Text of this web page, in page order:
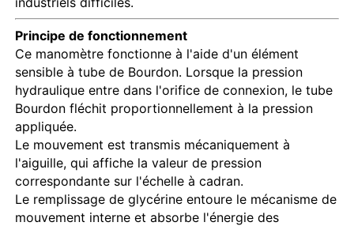
Principe de fonctionnement
Ce manomètre fonctionne à l'aide d'un élément
sensible à tube de Bourdon. Lorsque la pression
hydraulique entre dans l'orifice de connexion, le tube
Bourdon fléchit proportionnellement à la pression
appliquée.
Le mouvement est transmis mécaniquement à
l'aiguille, qui affiche la valeur de pression
correspondante sur l'échelle à cadran.
Le remplissage de glycérine entoure le mécanisme de
mouvement interne et absorbe l'énergie des